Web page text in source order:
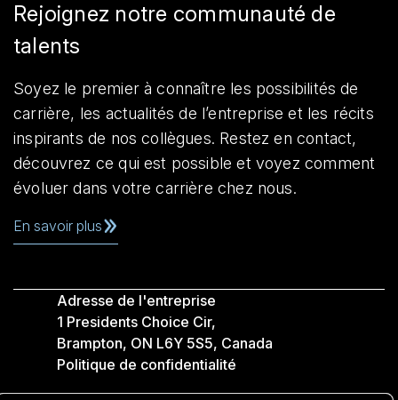
Rejoignez notre communauté de
talents
Soyez le premier à connaître les possibilités de
carrière, les actualités de l’entreprise et les récits
inspirants de nos collègues. Restez en contact,
découvrez ce qui est possible et voyez comment
évoluer dans votre carrière chez nous.
En savoir plus
Adresse de l'entreprise
1 Presidents Choice Cir,
Brampton, ON L6Y 5S5, Canada
Politique de confidentialité